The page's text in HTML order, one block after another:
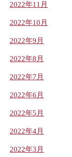
2022年11月
2022年10月
2022年9月
2022年8月
2022年7月
2022年6月
2022年5月
2022年4月
2022年3月